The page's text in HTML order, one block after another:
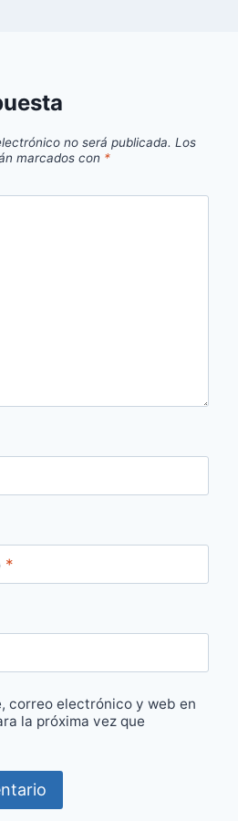
no será publicada. Los
marcados con *
*
correo electrónico y web en
la próxima vez que